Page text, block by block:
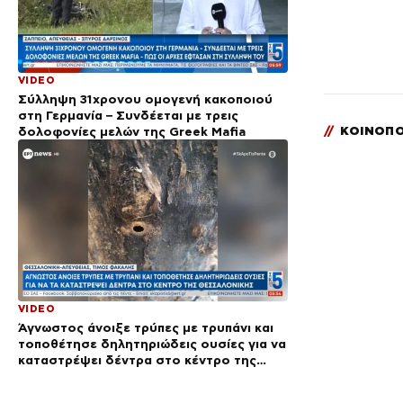
VIDEO
Σύλληψη 31χρονου ομογενή κακοποιού
στη Γερμανία – Συνδέεται με τρεις
δολοφονίες μελών της Greek Mafia
VIDEO
Άγνωστος άνοιξε τρύπες με τρυπάνι και
τοποθέτησε δηλητηριώδεις ουσίες για να
καταστρέψει δέντρα στο κέντρο της
//